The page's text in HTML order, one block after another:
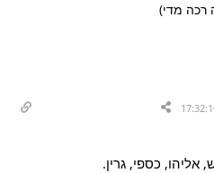
רכה מדי)
כספי, גרין.